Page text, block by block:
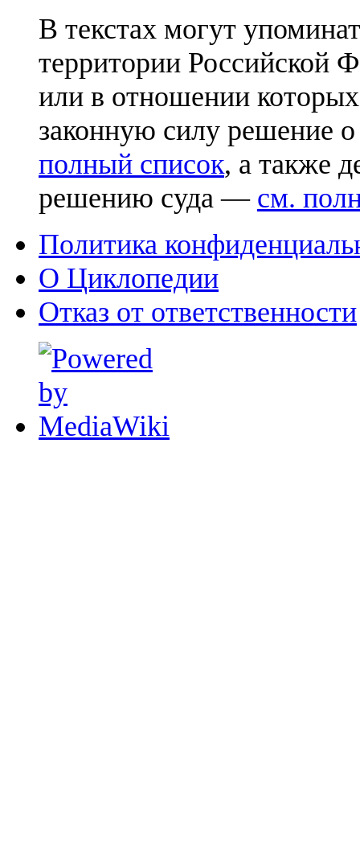
В текстах могут
территории Российской
или в отношении
законную силу решение
полный список, а также
решению суда — см.
Политика
О Циклопедии
Отказ от ответственности